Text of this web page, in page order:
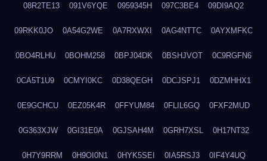
08R2TE13 091V6YQE 0959345H 097C3BE4 09DI9AQ2
09RKK0JO 0A54G2WE 0A7RXWXI 0AG4NTTC 0AYXMFKC
0BO4RLHU 0BOHM258 0BPJ04DK 0BSHJVOT 0C9RGFN6
0CA5T1U9 0CMYI0KC 0D38QEGH 0DCJSPJ1 0DZMHHX1
0E9GCHCU 0EZ05K4R 0FFYUM84 0FLIL6GQ 0FXF2MUD
0G363XJW 0GI31E0A 0GJSAH4M 0GRH7XSL 0H17NT32
0H7Y9RRM 0H9OI0N1 0HYK5SEI 0IA5RSJ3 0IF4Y4UQ